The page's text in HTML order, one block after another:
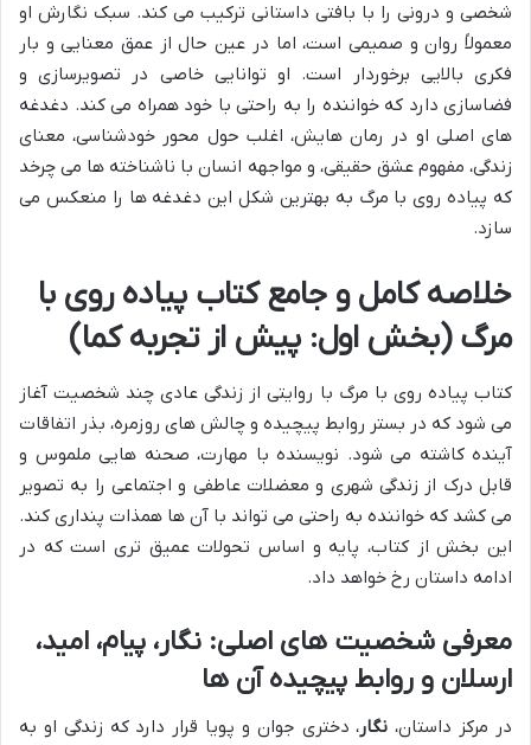
شخصی و درونی را با بافتی داستانی ترکیب می کند. سبک نگارش او
معمولاً روان و صمیمی است، اما در عین حال از عمق معنایی و بار
فکری بالایی برخوردار است. او توانایی خاصی در تصویرسازی و
فضاسازی دارد که خواننده را به راحتی با خود همراه می کند. دغدغه
های اصلی او در رمان هایش، اغلب حول محور خودشناسی، معنای
زندگی، مفهوم عشق حقیقی، و مواجهه انسان با ناشناخته ها می چرخد
که پیاده روی با مرگ به بهترین شکل این دغدغه ها را منعکس می
سازد.
خلاصه کامل و جامع کتاب پیاده روی با
مرگ (بخش اول: پیش از تجربه کما)
کتاب پیاده روی با مرگ با روایتی از زندگی عادی چند شخصیت آغاز
می شود که در بستر روابط پیچیده و چالش های روزمره، بذر اتفاقات
آینده کاشته می شود. نویسنده با مهارت، صحنه هایی ملموس و
قابل درک از زندگی شهری و معضلات عاطفی و اجتماعی را به تصویر
می کشد که خواننده به راحتی می تواند با آن ها همذات پنداری کند.
این بخش از کتاب، پایه و اساس تحولات عمیق تری است که در
ادامه داستان رخ خواهد داد.
معرفی شخصیت های اصلی: نگار، پیام، امید،
ارسلان و روابط پیچیده آن ها
در مرکز داستان، نگار، دختری جوان و پویا قرار دارد که زندگی او به